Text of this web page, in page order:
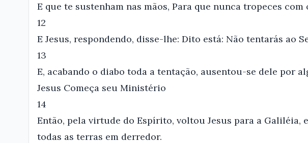
E que te sustenham nas mãos, Para que nunca tropeces
12
E Jesus, respondendo, disse-lhe: Dito está: Não tentarás ao
13
E, acabando o diabo toda a tentação, ausentou-se dele por
Jesus Começa seu Ministério
14
Então, pela virtude do Espírito, voltou Jesus para a Galiléia,
todas as terras em derredor.